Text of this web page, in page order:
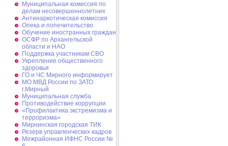
Муниципальная комиссия по
делам несовершеннолетних
Антинаркотическая комиссия
Опека и попечительство
Обучение иностранных граждан
ОСФР по Архангельской
области и НАО
Поддержка участникам СВО
Укрепление общественного
здоровья
ГО и ЧС Мирного информирует
МО МВД России по ЗАТО
г.Мирный
Муниципальная cлужба
Противодействие коррупции
«Профилактика экстремизма и
терроризма»
Мирнинская городская ТИК
Резерв управленческих кадров
Межрайонная ИФНС России №